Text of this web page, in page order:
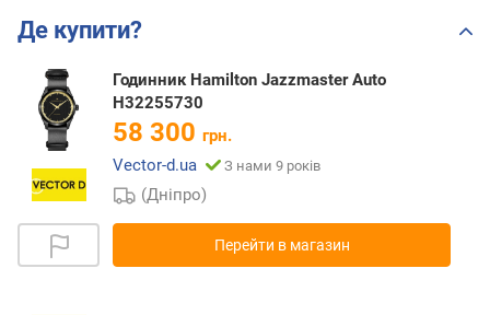
Де купити?
Годинник Hamilton Jazzmaster Auto
H32255730
58 300 грн.
Vector-d.ua
З нами 9 років
(Дніпро)
Перейти в магазин